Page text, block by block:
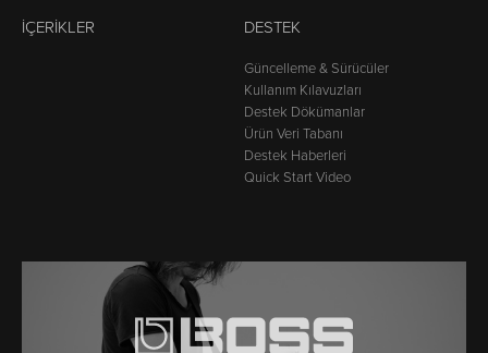
İÇERIKLER DESTEK
Güncelleme & Sürücüler
Kullanım Kılavuzları
Destek Dökümanlar
Ürün Veri Tabanı
Destek Haberleri
Quick Start Video